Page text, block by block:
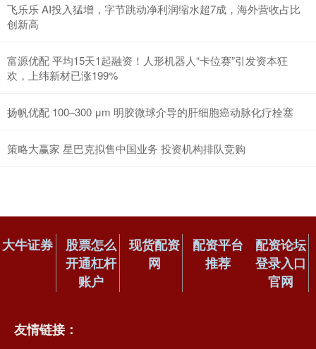
飞乐乐 AI投入猛增，字节跳动净利润缩水超7成，海外营收占比
创新高
富源优配 平均15天1起融资！人形机器人“卡位赛”引发资本狂
欢，上纬新材已涨199%
扬帆优配 100–300 μm 明胶微球介导的肝细胞癌动脉化疗栓塞
策略大赢家 星巴克拟售中国业务 投资机构排队竞购
大牛证券
股票怎么
开通杠杆
账户
现货配资
网
配资平台
推荐
配资论坛
登录入口
官网
友情链接：